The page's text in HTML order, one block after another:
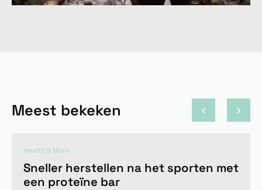
Meest bekeken
Health & More
Sneller herstellen na het sporten met
een proteïne bar